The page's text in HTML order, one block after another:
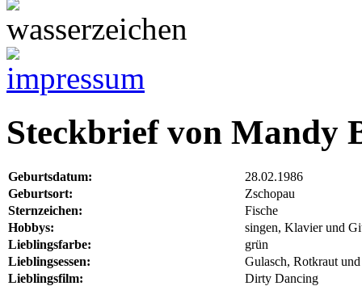
Steckbrief von Mandy
Geburtsdatum:
28.02.1986
Geburtsort:
Zschopau
Sternzeichen:
Fische
Hobbys:
singen, Klavier und
Lieblingsfarbe:
grün
Lieblingsessen:
Gulasch, Rotkraut
Lieblingsfilm:
Dirty Dancing